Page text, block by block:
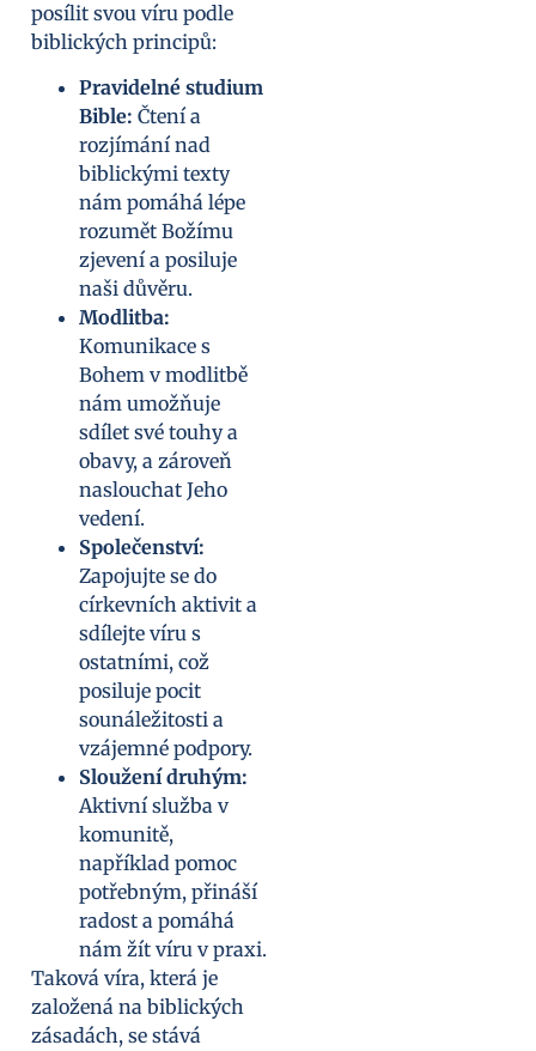
posílit svou víru podle
biblických principů:
Pravidelné studium
Bible: Čtení a
rozjímání nad
biblickými texty
nám pomáhá lépe
rozumět Božímu
zjevení a posiluje
naši důvěru.
Modlitba:
Komunikace s
Bohem v modlitbě
nám umožňuje
sdílet své touhy a
obavy, a zároveň
naslouchat Jeho
vedení.
Společenství:
Zapojujte se do
církevních aktivit a
sdílejte víru s
ostatními, což
posiluje pocit
sounáležitosti a
vzájemné podpory.
Sloužení druhým:
Aktivní služba v
komunitě,
například pomoc
potřebným, přináší
radost a pomáhá
nám žít víru v praxi.
Taková víra, která je
založená na biblických
zásadách, se stává